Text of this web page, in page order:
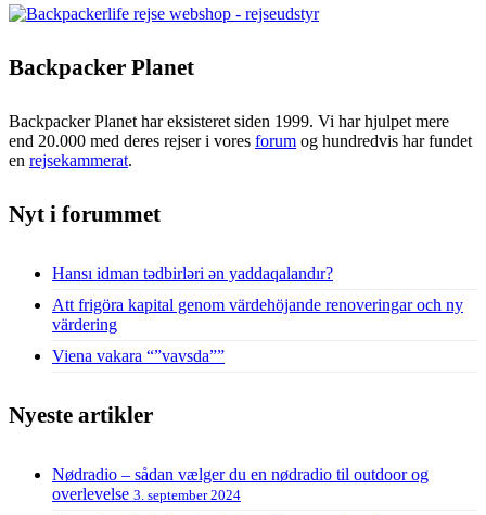
Backpacker Planet
Backpacker Planet har eksisteret siden 1999. Vi har hjulpet mere
end 20.000 med deres rejser i vores forum og hundredvis har fundet
en rejsekammerat.
Nyt i forummet
Hansı idman tədbirləri ən yaddaqalandır?
Att frigöra kapital genom värdehöjande renoveringar och ny
värdering
Viena vakara “”vavsda””
Nyeste artikler
Nødradio – sådan vælger du en nødradio til outdoor og
overlevelse 3. september 2024